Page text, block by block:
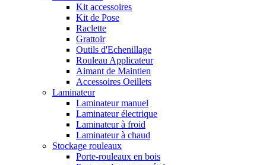
Kit accessoires
Kit de Pose
Raclette
Grattoir
Outils d'Echenillage
Rouleau Applicateur
Aimant de Maintien
Accessoires Oeillets
Laminateur
Laminateur manuel
Laminateur électrique
Laminateur à froid
Laminateur à chaud
Stockage rouleaux
Porte-rouleaux en bois